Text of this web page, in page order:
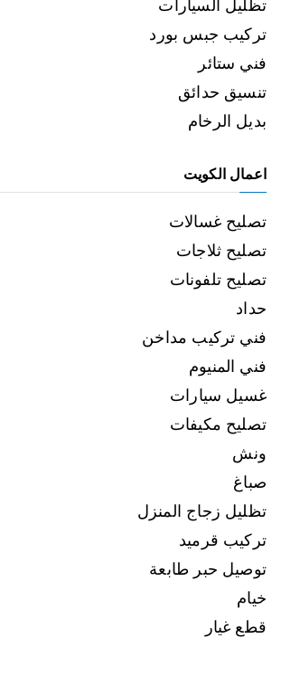
تظليل السيارات
تركيب جبس بورد
فني ستائر
تنسيق حدائق
بديل الرخام
اعمال الكويت
تصليح غسالات
تصليح ثلاجات
تصليح تلفونات
حداد
فني تركيب مداخن
فني المنيوم
غسيل سيارات
تصليح مكيفات
ونش
صباغ
تظليل زجاج المنزل
تركيب قرميد
توصيل حبر طابعة
خيام
قطع غيار